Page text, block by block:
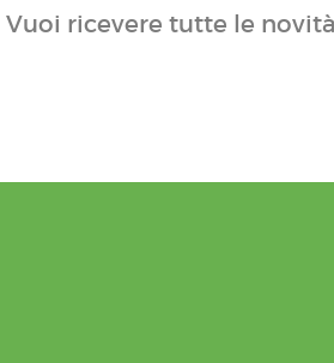
Vuoi ricevere tutte le